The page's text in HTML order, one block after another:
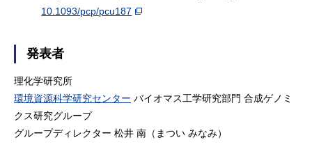
10.1093/pcp/pcu187
発表者
理化学研究所
環境資源科学研究センター バイオマス工学研究部門 合成ゲノミ
クス研究グループ
グループディレクター 松井 南（まつい みなみ）